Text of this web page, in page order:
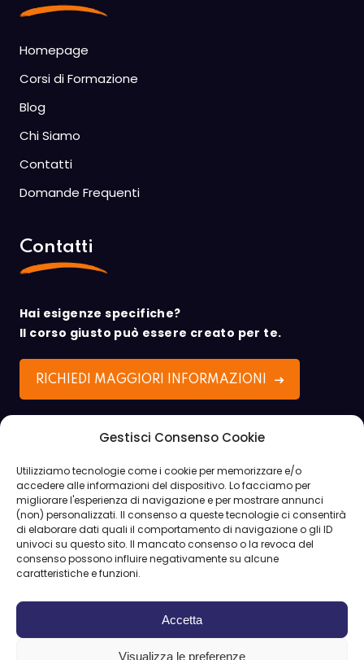
Gestisci Consenso Cookie
Utilizziamo tecnologie come i cookie per memorizzare e/o
accedere alle informazioni del dispositivo. Lo facciamo per
migliorare l'esperienza di navigazione e per mostrare annunci
(non) personalizzati. Il consenso a queste tecnologie ci consentirà
di elaborare dati quali il comportamento di navigazione o gli ID
univoci su questo sito. Il mancato consenso o la revoca del
consenso possono influire negativamente su alcune
caratteristiche e funzioni.
Accetta
Visualizza le preferenze
Homepage
Corsi di Formazione
Blog
Chi Siamo
Contatti
Domande Frequenti
Contatti
Hai esigenze specifiche?
Il corso giusto può essere creato per te.
RICHIEDI MAGGIORI INFORMAZIONI
02 5004 2153
info@xcorsi.it
Seguici sui nostri social